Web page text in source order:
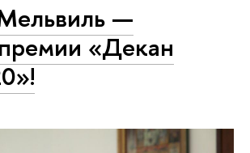
—
«Декан